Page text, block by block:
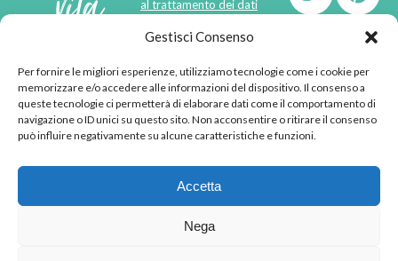
Gestisci Consenso
Per fornire le migliori esperienze, utilizziamo tecnologie come i cookie per
memorizzare e/o accedere alle informazioni del dispositivo. Il consenso a
queste tecnologie ci permetterà di elaborare dati come il comportamento di
navigazione o ID unici su questo sito. Non acconsentire o ritirare il consenso
può influire negativamente su alcune caratteristiche e funzioni.
Accetta
Nega
di
emozioni
al trattamento dei dati
born inMaMaStudiOs